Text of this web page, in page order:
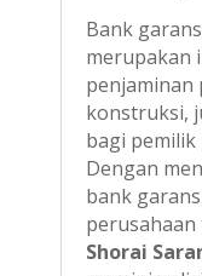
Bank
merupakan
penjaminan
konstruksi,
bagi
Dengan
bank
Shorai